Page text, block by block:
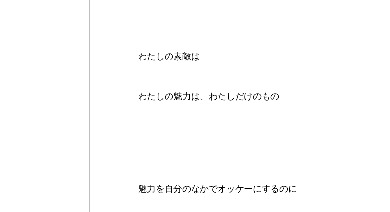
わたしの素敵は
わたしの魅力は、わたしだけのもの
魅力を自分のなかでオッケーにするのに